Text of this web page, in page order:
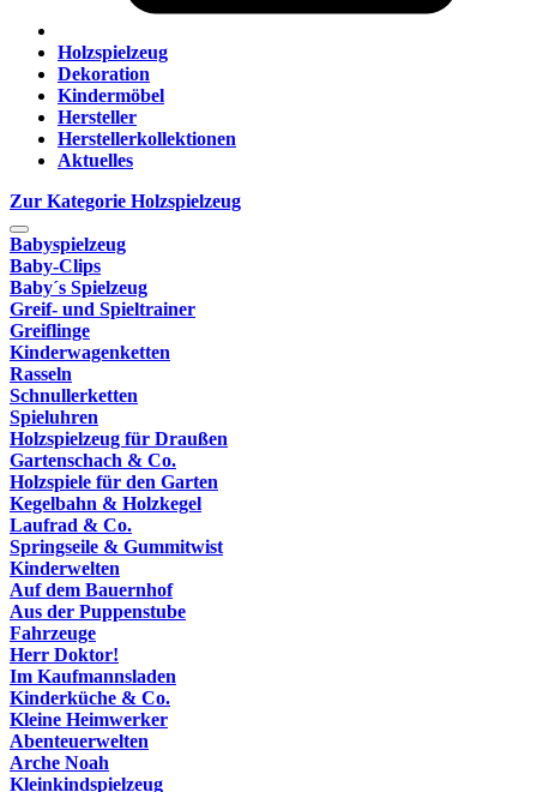
Holzspielzeug
Dekoration
Kindermöbel
Hersteller
Herstellerkollektionen
Aktuelles
Zur Kategorie Holzspielzeug
Babyspielzeug
Baby-Clips
Baby´s Spielzeug
Greif- und Spieltrainer
Greiflinge
Kinderwagenketten
Rasseln
Schnullerketten
Spieluhren
Holzspielzeug für Draußen
Gartenschach & Co.
Holzspiele für den Garten
Kegelbahn & Holzkegel
Laufrad & Co.
Springseile & Gummitwist
Kinderwelten
Auf dem Bauernhof
Aus der Puppenstube
Fahrzeuge
Herr Doktor!
Im Kaufmannsladen
Kinderküche & Co.
Kleine Heimwerker
Abenteuerwelten
Arche Noah
Kleinkindspielzeug